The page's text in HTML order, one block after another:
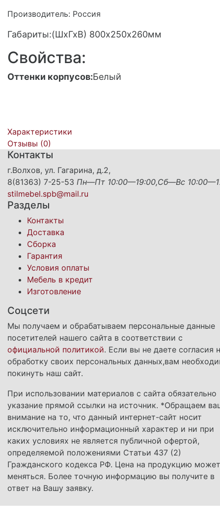
Производитель: Россия
Габариты:(ШхГхВ) 800х250х260мм
Свойства:
Оттенки корпусов:Белый
Характеристики
Отзывы (0)
Контакты
г.Волхов, ул. Гагарина, д.2,
8(81363) 7-25-53 Пн—Пт 10:00—19:00,Сб—Вс
stilmebel.spb@mail.ru
Разделы
Контакты
Доставка
Сборка
Гарантия
Условия оплаты
Мебель в кредит
Изготовление
Соцсети
Мы получаем и обрабатываем персональные данные
посетителей нашего сайта в соответствии с
официальной политикой. Если вы не даете согласия
обработку своих персональных данных,вам
покинуть наш сайт.
При использовании материалов с сайта обязательно
указание прямой ссылки на источник. *Обращаем
внимание на то, что данный интернет-сайт носит
исключительно информационный характер и ни при
каких условиях не является публичной офертой,
определяемой положениями Статьи 437 (2)
Гражданского кодекса РФ. Цена на продукцию может
меняться. Более точную информацию вы получите в
ответ на Вашу заявку.